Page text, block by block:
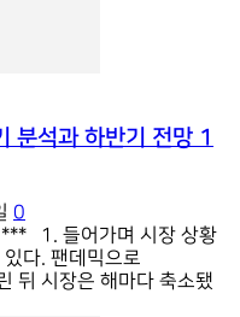
분석과 하반기 전망 1
0
상황
다. 팬데믹으로
뒤 시장은 해마다 축소됐